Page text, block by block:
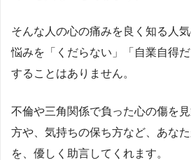
そんな人の心の痛みを良く知る人
悩みを「くだらない」「自業自得
することはありません。
不倫や三角関係で負った心の傷を
方や、気持ちの保ち方など、あな
を、優しく助言してくれます。